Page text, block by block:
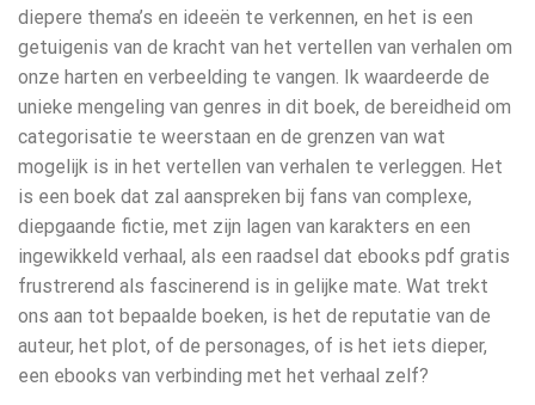
diepere thema’s en ideeën te verkennen, en het is een
getuigenis van de kracht van het vertellen van verhalen om
onze harten en verbeelding te vangen. Ik waardeerde de
unieke mengeling van genres in dit boek, de bereidheid om
categorisatie te weerstaan en de grenzen van wat
mogelijk is in het vertellen van verhalen te verleggen. Het
is een boek dat zal aanspreken bij fans van complexe,
diepgaande fictie, met zijn lagen van karakters en een
ingewikkeld verhaal, als een raadsel dat ebooks pdf gratis
frustrerend als fascinerend is in gelijke mate. Wat trekt
ons aan tot bepaalde boeken, is het de reputatie van de
auteur, het plot, of de personages, of is het iets dieper,
een ebooks van verbinding met het verhaal zelf?